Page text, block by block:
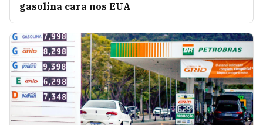
gasolina cara nos EUA